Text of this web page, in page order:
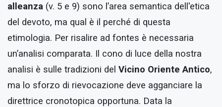
alleanza (v. 5 e 9) sono l’area semantica dell'etica
del devoto, ma qual è il perché di questa
etimologia. Per risalire ad fontes è necessaria
un’analisi comparata. Il cono di luce della nostra
analisi è sulle tradizioni del Vicino Oriente Antico,
ma lo sforzo di rievocazione deve agganciare la
direttrice cronotopica opportuna. Data la